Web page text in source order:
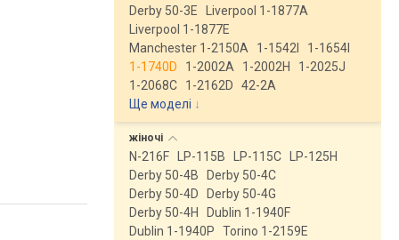
Derby 50-3E
Liverpool 1-1877A
Liverpool 1-1877E
Manchester 1-2150A
1-1542I
1-1654I
1-1740D
1-2002A 1-2002H
1-2025J
1-2068C
1-2162D
42-2A
Ще моделі ↓
жіночі
N-216F LP-115B LP-115C
LP-125H
Derby 50-4B
Derby 50-4C
Derby 50-4D
Derby 50-4G
Derby 50-4H
Dublin 1-1940F
Dublin 1-1940P
Torino 1-2159E